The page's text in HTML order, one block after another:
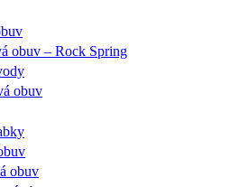
obuv – Rock Spring
obuv
obuv